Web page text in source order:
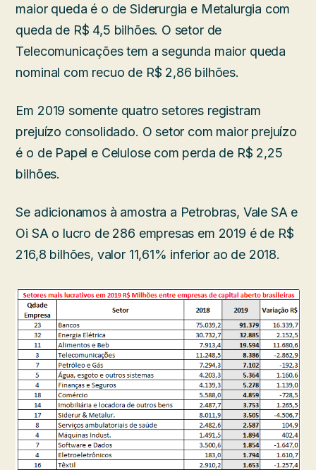
maior queda é o de Siderurgia e Metalurgia com
queda de R$ 4,5 bilhões. O setor de
Telecomunicações tem a segunda maior queda
nominal com recuo de R$ 2,86 bilhões.
Em 2019 somente quatro setores registram
prejuízo consolidado. O setor com maior prejuízo
é o de Papel e Celulose com perda de R$ 2,25
bilhões.
Se adicionamos à amostra a Petrobras, Vale SA e
Oi SA o lucro de 286 empresas em 2019 é de R$
216,8 bilhões, valor 11,61% inferior ao de 2018.